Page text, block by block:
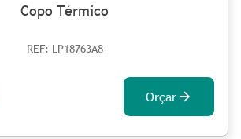
Copo Térmico
REF: LP18763A8
Orçar